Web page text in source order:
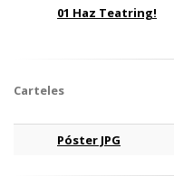
01 Haz Teatring!
Carteles
Póster JPG